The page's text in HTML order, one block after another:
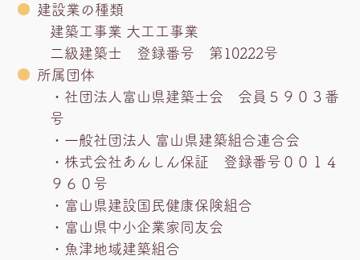
建設業の種類
建築工事業 大工工事業
二級建築士 登録番号 第10222号
所属団体
・社団法人富山県建築士会 会員５９０３番
号
・一般社団法人 富山県建築組合連合会
・株式会社あんしん保証 登録番号００１４
９６０号
・富山県建設国民健康保険組合
・富山県中小企業家同友会
・魚津地域建築組合